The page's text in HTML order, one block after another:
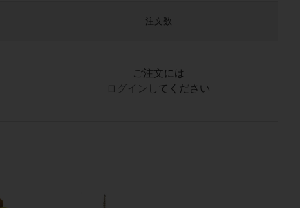
注文数
ご注文には
ログイン してください